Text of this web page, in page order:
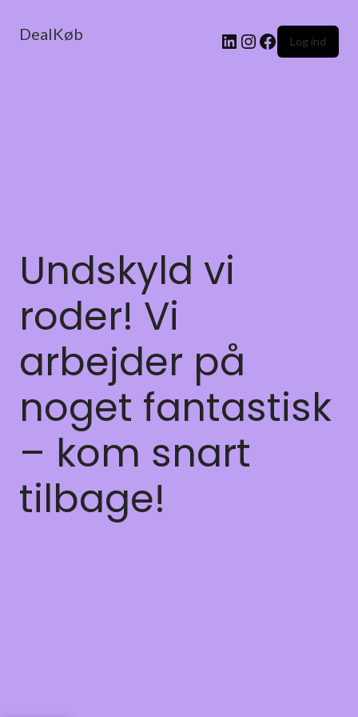
DealKøb Log ind
Undskyld vi
roder! Vi
arbejder på
noget fantastisk
– kom snart
tilbage!